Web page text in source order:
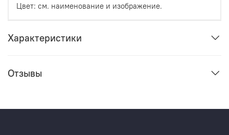
Цвет: см. наименование и изображение.
Характеристики
Отзывы